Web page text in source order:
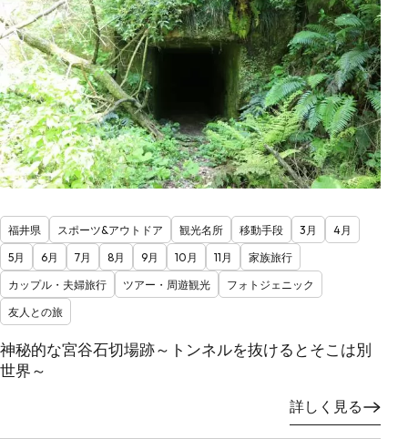
福井県 スポーツ&アウトドア 観光名所 移動手段 3月
4月
5月
6月 7月 8月 9月 10月 11月
家族旅行
カップル・夫婦旅行
ツアー・周遊観光
フォトジェニック
友人との旅
神秘的な宮谷石切場跡～トンネルを抜けるとそこは別
世界～
詳しく見る